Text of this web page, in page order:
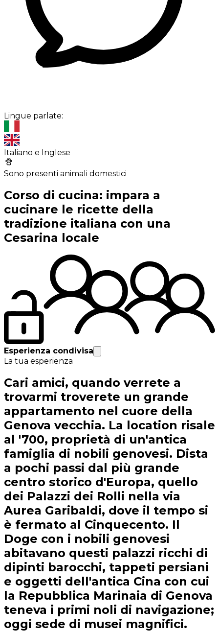
Lingue parlate:
Italiano e Inglese
Sono presenti animali domestici
Corso di cucina: impara a
cucinare le ricette della
tradizione italiana con una
Cesarina locale
Esperienza condivisa
La tua esperienza
Cari amici, quando verrete a
trovarmi troverete un grande
appartamento nel cuore della
Genova vecchia. La location risale
al '700, proprietà di un'antica
famiglia di nobili genovesi. Dista
a pochi passi dal più grande
centro storico d'Europa, quello
dei Palazzi dei Rolli nella via
Aurea Garibaldi, dove il tempo si
è fermato al Cinquecento. Il
Doge con i nobili genovesi
abitavano questi palazzi ricchi di
dipinti barocchi, tappeti persiani
e oggetti dell'antica Cina con cui
la Repubblica Marinaia di Genova
teneva i primi noli di navigazione;
oggi sede di musei magnifici.